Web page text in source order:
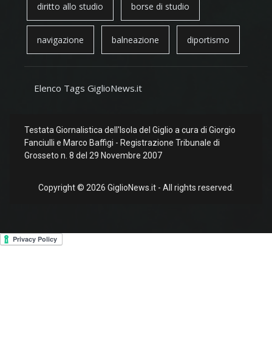
diritto allo studio borse di studio
navigazione balneazione diportismo
Elenco Tags GiglioNews.it
Testata Giornalistica dell'Isola del Giglio a cura di Giorgio
Fanciulli e Marco Baffigi - Registrazione Tribunale di
Grosseto n. 8 del 29 Novembre 2007
Copyright © 2026 GiglioNews.it - All rights reserved.